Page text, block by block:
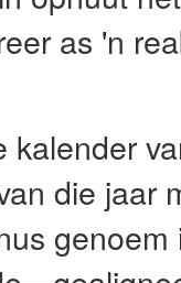
as 'n
kalender
die jaar